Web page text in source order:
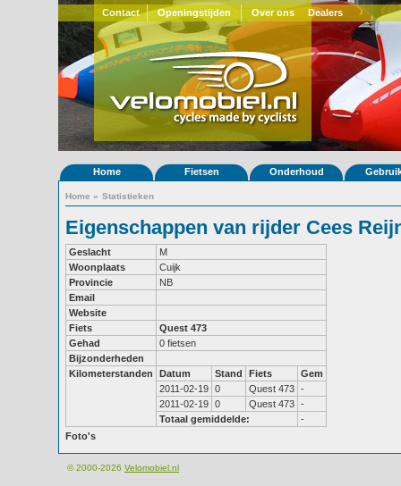
Contact Openingstijden Over ons Dealers
Home Fietsen Onderhoud
Home » Statistieken
Eigenschappen van rijder Cees
Geslacht
M
Woonplaats
Cuijk
Provincie
NB
Email
Website
Fiets
Quest 473
Gehad
0 fietsen
Bijzonderheden
Kilometerstanden
Datum Stand Fiets
Gem
2011-02-19 0 Quest 473 -
2011-02-19 0 Quest 473 -
Totaal gemiddelde:
-
Foto's
© 2000-2026 Velomobiel.nl